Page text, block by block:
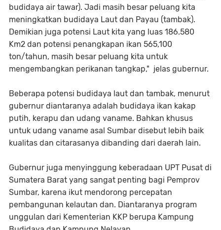
budidaya air tawar). Jadi masih besar peluang kita
meningkatkan budidaya Laut dan Payau (tambak).
Demikian juga potensi Laut kita yang luas 186.580
Km2 dan potensi penangkapan ikan 565,100
ton/tahun, masih besar peluang kita untuk
mengembangkan perikanan tangkap," jelas gubernur.
Beberapa potensi budidaya laut dan tambak, menurut
gubernur diantaranya adalah budidaya ikan kakap
putih, kerapu dan udang vaname. Bahkan khusus
untuk udang vaname asal Sumbar disebut lebih baik
kualitas dan citarasanya dibanding dari daerah lain.
Gubernur juga menyinggung keberadaan UPT Pusat di
Sumatera Barat yang sangat penting bagi Pemprov
Sumbar, karena ikut mendorong percepatan
pembangunan kelautan dan. Diantaranya program
unggulan dari Kementerian KKP berupa Kampung